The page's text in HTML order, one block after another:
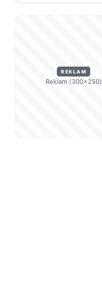
REKLAM
Reklam (300×250)